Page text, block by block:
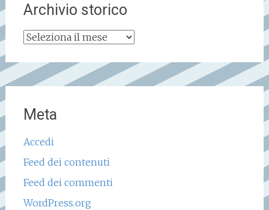
Archivio storico
Archivio
Meta
Accedi
Feed dei contenuti
Feed dei commenti
WordPress.org